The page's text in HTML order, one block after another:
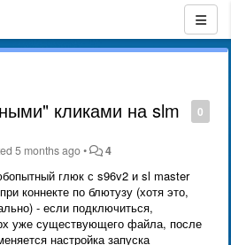
0
кликами на slm
5 months ago• 4
глюк с s96v2 и sl master
коннекте по блютузу (хотя это,
- если подключиться,
уже существующего файла, после
настройка запуска